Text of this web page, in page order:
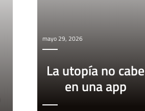
mayo 29, 2026
La utopía no cabe
en una app